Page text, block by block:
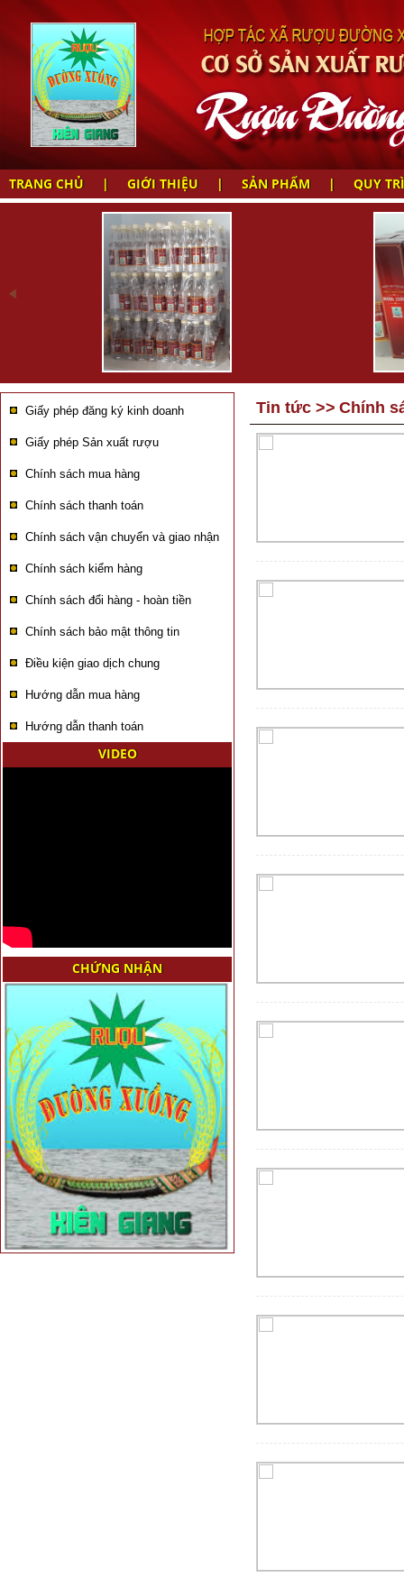
TRANG CHỦ | GIỚI THIỆU | SẢN PHẨM | QUY
Giấy phép đăng ký kinh doanh
Giấy phép Sản xuất rượu
Chính sách mua hàng
Chính sách thanh toán
Chính sách vận chuyển và giao nhận
Chính sách kiểm hàng
Chính sách đổi hàng - hoàn tiền
Chính sách bảo mật thông tin
Điều kiện giao dịch chung
Hướng dẫn mua hàng
Hướng dẫn thanh toán
VIDEO
CHỨNG NHẬN
Tin tức >> Chính